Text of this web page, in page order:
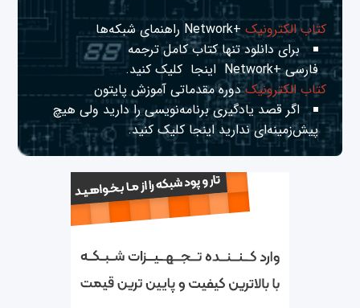
کتاب الکترونیک+Network راهنمای شبکه‌ها
برای دانلود تنها کتاب کامل ترجمه
فارسی +Network
اینجا کلیک کنید.
کتاب الکترونیکدوره مقدماتی آموزش پایتون
اگر قصد یادگیری برنامه‌نویسی را دارید ولی هیچ
پیش‌زمینه‌ای نداریداینجا کلیک کنید.